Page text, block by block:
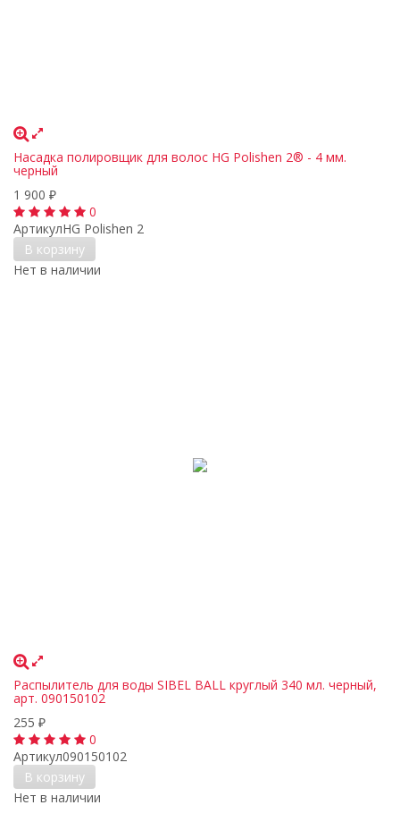
Насадка полировщик для волос HG Polishen 2® - 4 мм.
черный
1 900 ₽
0
АртикулHG Polishen 2
В корзину
Нет в наличии
Распылитель для воды SIBEL BALL круглый 340 мл. черный,
арт. 090150102
255 ₽
0
Артикул090150102
В корзину
Нет в наличии